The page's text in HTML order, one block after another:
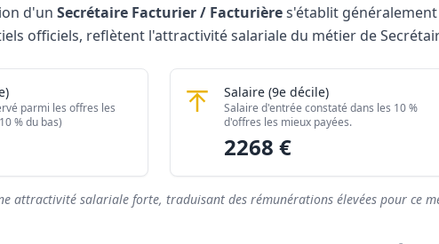
d'un Secrétaire Facturier / Facturières'établit
officiels, reflètent l'attractivité salariale du métier de
Secrétaire Facturier / Facturière 2026
(Déciles)
Montant mensuel brut
moins rémunérés)
mieux rémunérés)
Facturier / Facturière
parmi les offres les
% du bas)
SalaireSecrétaire Facturier /
(9e décile)
Salaire d'entrée constaté dans les 10 %
d'offres les mieux payées.
2268 €
attractivité salariale forte, traduisant des rémunérations élevées pour ce